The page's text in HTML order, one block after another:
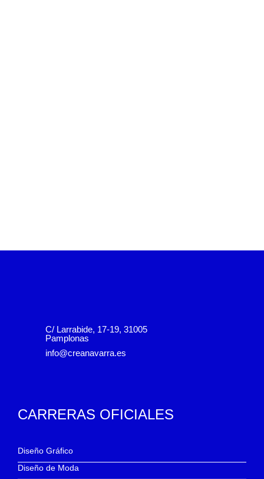
C/ Larrabide, 17-19, 31005
Pamplonas
info@creanavarra.es
CARRERAS OFICIALES
Diseño Gráfico
Diseño de Moda